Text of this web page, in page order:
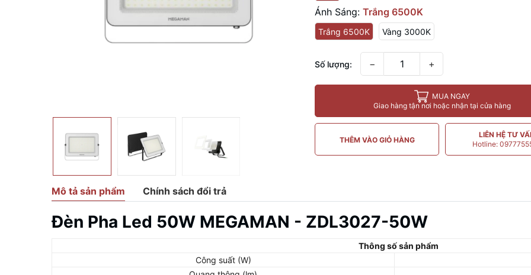
Ánh Sáng:Trắng 6500K
Trắng 6500K Vàng 3000K
Số lượng: − +
MUA NGAY
Giao hàng tận nơi hoặc nhận tại cửa hàng
THÊM VÀO GIỎ HÀNG
LIÊN HỆ TƯ
Hotline:
Mô tả sản phẩm Chính sách đổi trả
Đèn Pha Led 50W MEGAMAN - ZDL3027-50W
Thông số sản phẩm
Công suất (W)